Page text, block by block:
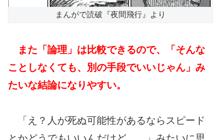
まんがで読破『夜間飛行』より
また「論理」は比較できるので、「そんな
ことしなくても、別の手段でいいじゃん」み
たいな結論になりやすい。
「え？人が死ぬ可能性があるならスピード